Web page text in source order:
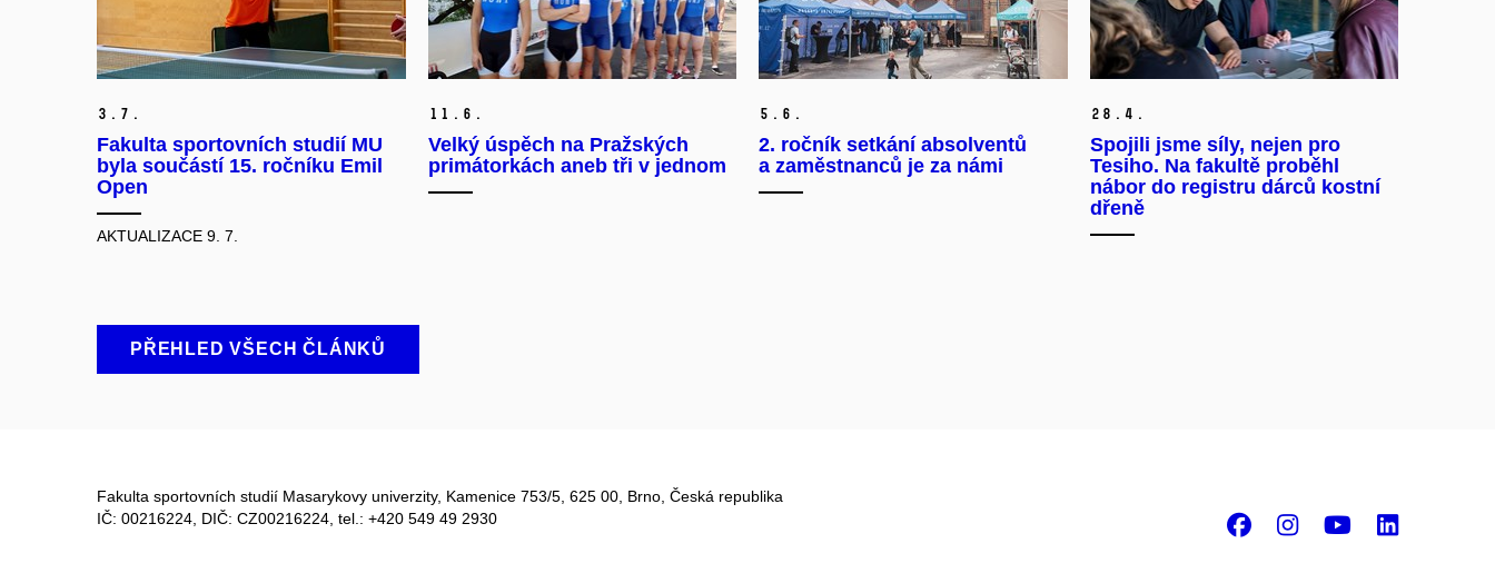
3. 7.
Fakulta sportovních studií MU
byla součástí 15. ročníku Emil
Open
AKTUALIZACE 9. 7.
11. 6.
Velký úspěch na Pražských
primátorkách aneb tři v jednom
5. 6.
2. ročník setkání absolventů
a zaměstnanců je za námi
28. 4.
Spojili jsme síly, nejen pro
Tesiho. Na fakultě proběhl
nábor do registru dárců kostní
dřeně
PŘEHLED VŠECH ČLÁNKŮ
Fakulta sportovních studií Masarykovy univerzity, Kamenice 753/5​, 625 00, Brno, Česká republika
IČ: 00216224, DIČ: CZ00216224, tel.: +420 549 49 2930
Facebook
Instagram
Youtube